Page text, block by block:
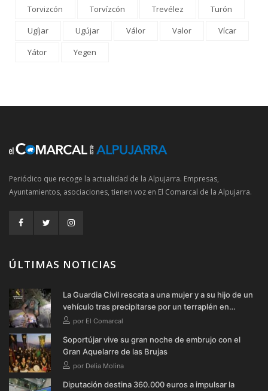
Torvizcón
Torvízcón Trevélez
Turón
Ugíjar
Ugújar Válor Valor
Vícar
Yátor
Yegen
Periódico que recoge la actualidad de la Alpujarra. Empresas,
Ayuntamientos, asociaciones, tienen voz en El Comarcal de la Alpujarra.
ÚLTIMAS NOTICIAS
La Guardia Civil rescata a una mujer y a su hijo de un
vehículo tras precipitarse por un terraplén en
Soportújar
por El Comarcal
Soportújar vive su gran noche de embrujo con el
Gran Aquelarre de las Brujas
por Delia Molina
Diputación destina 360.000 euros a impulsar la